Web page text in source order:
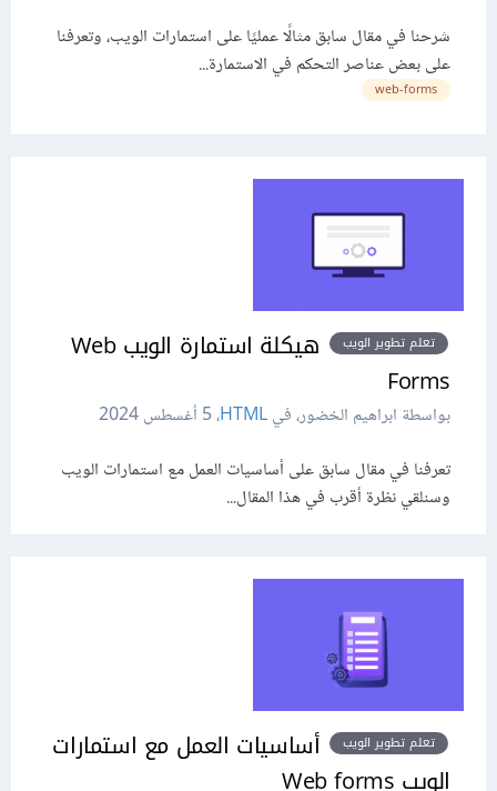
شرحنا في مقال سابق مثالًا عمليًا على استمارات الويب، وتعرفنا
على بعض عناصر التحكم في الاستمارة...
web-forms
تعلم تطوير الويب
هيكلة استمارة الويب Web
Forms
بواسطة ابراهيم الخضور، فيHTML،5 أغسطس 2024
تعرفنا في مقال سابق على أساسيات العمل مع استمارات الويب
وسنلقي نظرة أقرب في هذا المقال...
تعلم تطوير الويب
أساسيات العمل مع استمارات
الويب Web forms